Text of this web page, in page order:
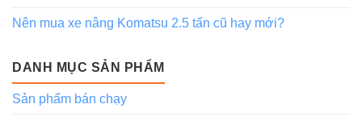
Nên mua xe nâng Komatsu 2.5 tấn cũ hay mới?
DANH MỤC SẢN PHẨM
Sản phẩm bán chạy